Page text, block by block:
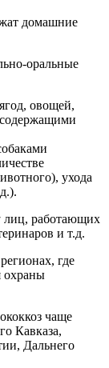
домашние
оральные
овощей,
ухода
лиц, работающих
и т.д.
где
охраны
чаще
Кавказа,
Дальнего